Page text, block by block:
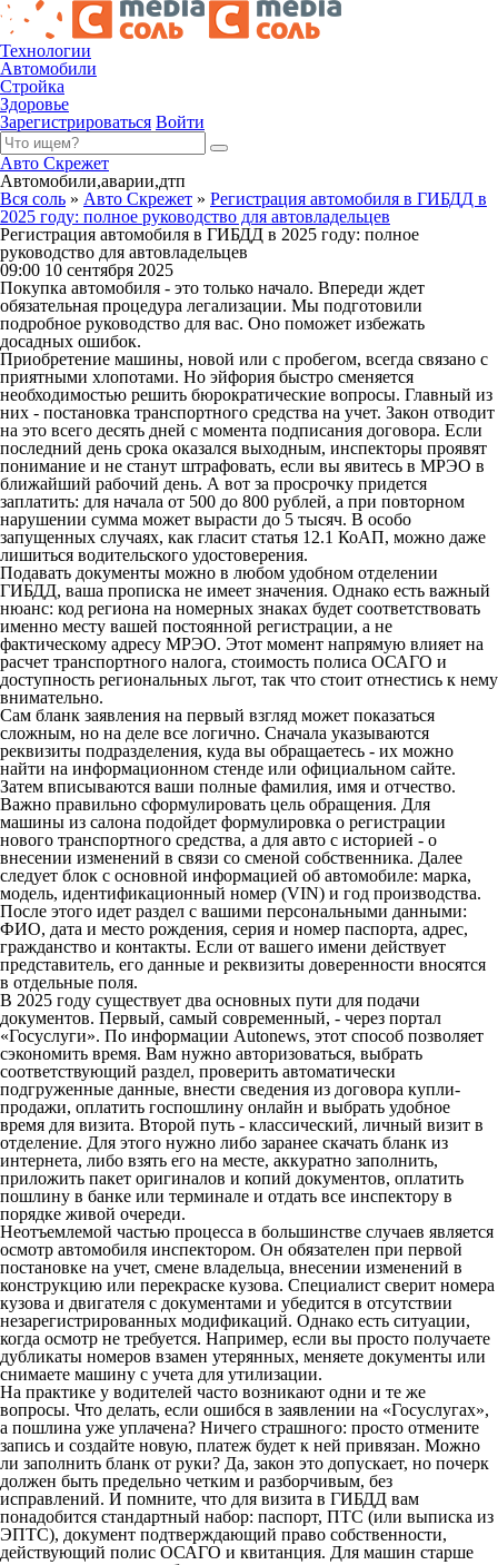
Технологии
Автомобили
Стройка
Здоровье
Зарегистрироваться Войти
Авто Скрежет
Автомобили,аварии,дтп
Вся соль » Авто Скрежет » Регистрация автомобиля в ГИБДД в
2025 году: полное руководство для автовладельцев
Регистрация автомобиля в ГИБДД в 2025 году: полное
руководство для автовладельцев
09:00 10 сентября 2025
Покупка автомобиля - это только начало. Впереди ждет
обязательная процедура легализации. Мы подготовили
подробное руководство для вас. Оно поможет избежать
досадных ошибок.
Приобретение машины, новой или с пробегом, всегда связано с
приятными хлопотами. Но эйфория быстро сменяется
необходимостью решить бюрократические вопросы. Главный из
них - постановка транспортного средства на учет. Закон отводит
на это всего десять дней с момента подписания договора. Если
последний день срока оказался выходным, инспекторы проявят
понимание и не станут штрафовать, если вы явитесь в МРЭО в
ближайший рабочий день. А вот за просрочку придется
заплатить: для начала от 500 до 800 рублей, а при повторном
нарушении сумма может вырасти до 5 тысяч. В особо
запущенных случаях, как гласит статья 12.1 КоАП, можно даже
лишиться водительского удостоверения.
Подавать документы можно в любом удобном отделении
ГИБДД, ваша прописка не имеет значения. Однако есть важный
нюанс: код региона на номерных знаках будет соответствовать
именно месту вашей постоянной регистрации, а не
фактическому адресу МРЭО. Этот момент напрямую влияет на
расчет транспортного налога, стоимость полиса ОСАГО и
доступность региональных льгот, так что стоит отнестись к нему
внимательно.
Сам бланк заявления на первый взгляд может показаться
сложным, но на деле все логично. Сначала указываются
реквизиты подразделения, куда вы обращаетесь - их можно
найти на информационном стенде или официальном сайте.
Затем вписываются ваши полные фамилия, имя и отчество.
Важно правильно сформулировать цель обращения. Для
машины из салона подойдет формулировка о регистрации
нового транспортного средства, а для авто с историей - о
внесении изменений в связи со сменой собственника. Далее
следует блок с основной информацией об автомобиле: марка,
модель, идентификационный номер (VIN) и год производства.
После этого идет раздел с вашими персональными данными:
ФИО, дата и место рождения, серия и номер паспорта, адрес,
гражданство и контакты. Если от вашего имени действует
представитель, его данные и реквизиты доверенности вносятся
в отдельные поля.
В 2025 году существует два основных пути для подачи
документов. Первый, самый современный, - через портал
«Госуслуги». По информации Autonews, этот способ позволяет
сэкономить время. Вам нужно авторизоваться, выбрать
соответствующий раздел, проверить автоматически
подгруженные данные, внести сведения из договора купли-
продажи, оплатить госпошлину онлайн и выбрать удобное
время для визита. Второй путь - классический, личный визит в
отделение. Для этого нужно либо заранее скачать бланк из
интернета, либо взять его на месте, аккуратно заполнить,
приложить пакет оригиналов и копий документов, оплатить
пошлину в банке или терминале и отдать все инспектору в
порядке живой очереди.
Неотъемлемой частью процесса в большинстве случаев является
осмотр автомобиля инспектором. Он обязателен при первой
постановке на учет, смене владельца, внесении изменений в
конструкцию или перекраске кузова. Специалист сверит номера
кузова и двигателя с документами и убедится в отсутствии
незарегистрированных модификаций. Однако есть ситуации,
когда осмотр не требуется. Например, если вы просто получаете
дубликаты номеров взамен утерянных, меняете документы или
снимаете машину с учета для утилизации.
На практике у водителей часто возникают одни и те же
вопросы. Что делать, если ошибся в заявлении на «Госуслугах»,
а пошлина уже уплачена? Ничего страшного: просто отмените
запись и создайте новую, платеж будет к ней привязан. Можно
ли заполнить бланк от руки? Да, закон это допускает, но почерк
должен быть предельно четким и разборчивым, без
исправлений. И помните, что для визита в ГИБДД вам
понадобится стандартный набор: паспорт, ПТС (или выписка из
ЭПТС), документ подтверждающий право собственности,
действующий полис ОСАГО и квитанция. Для машин старше